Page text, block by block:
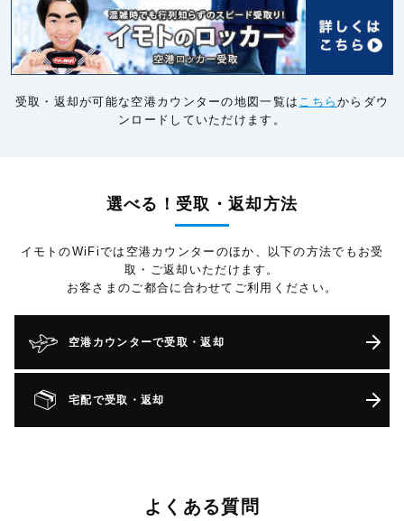
受取・返却が可能な空港カウンターの地図一覧は こちらからダウ
ンロードしていただけます。
選べる！受取・返却方法
イモトのWiFiでは空港カウンターのほか、以下の方法でもお受
取・ご返却いただけます。
お客さまのご都合に合わせてご利用ください。
空港カウンターで受取・返却
宅配で受取・返却
よくある質問